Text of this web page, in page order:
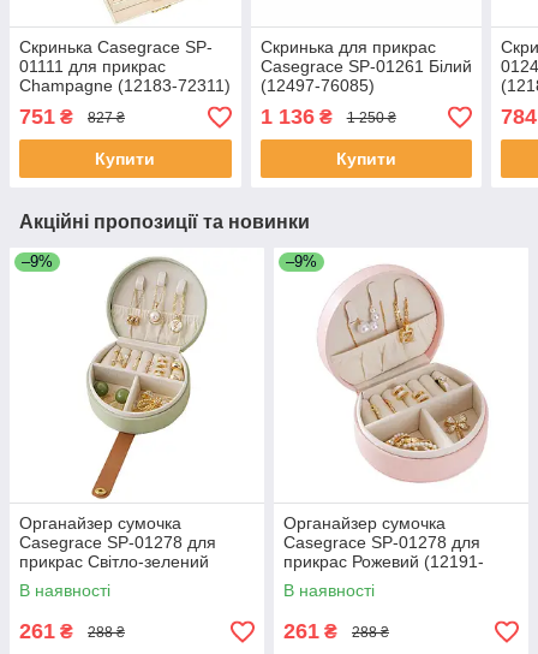
Скринька Casegrace SP-
01111 для прикрас
Champagne (12183-72311)
751 ₴ 827 ₴
Купити
Скринька для прикрас
Casegrace SP-01261 Білий
(12497-76085)
1 136₴ 1 250 ₴
Купити
784
Акційні пропозиції та новинки
–9%
Органайзер сумочка
Casegrace SP-01278 для
прикрас Світло-зелений
(12191-72335)
В наявності
261 ₴ 288 ₴
–9%
Органайзер сумочка
Casegrace SP-01278 для
прикрас Рожевий (12191-
72336)
В наявності
261 ₴ 288 ₴